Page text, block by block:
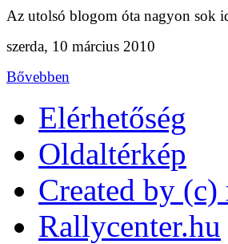
Az utolsó blogom óta nagyon sok
szerda, 10 március 2010
Bővebben
Elérhetőség
Oldaltérkép
Created by (c)
Rallycenter.hu